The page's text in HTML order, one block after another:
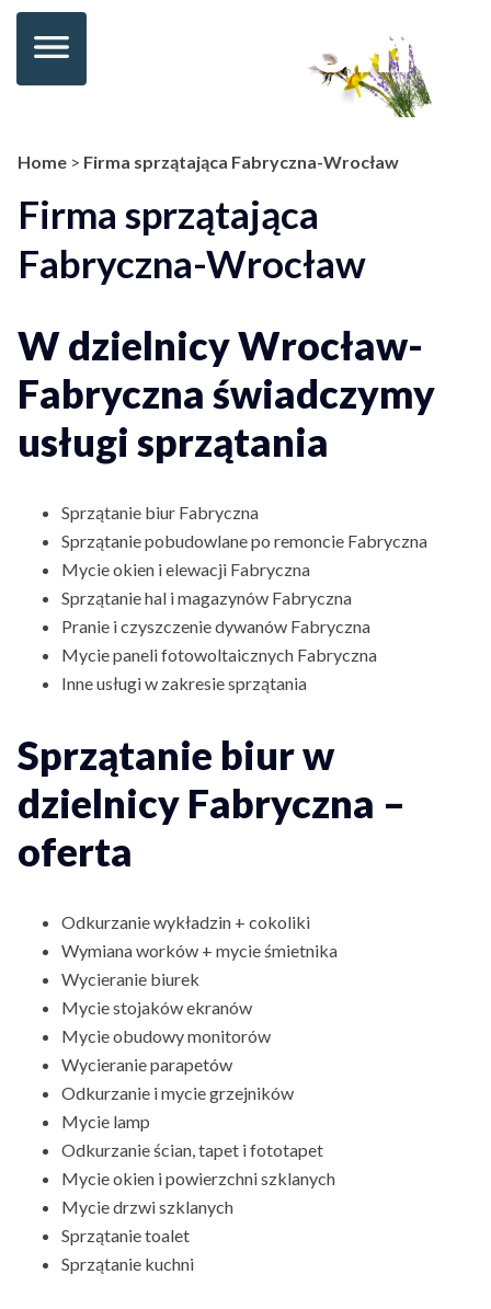
Home > Firma sprzątająca Fabryczna-Wrocław
Firma sprzątająca
Fabryczna-Wrocław
W dzielnicy Wrocław-
Fabryczna świadczymy
usługi sprzątania
Sprzątanie biur Fabryczna
Sprzątanie pobudowlane po remoncie Fabryczna
Mycie okien i elewacji Fabryczna
Sprzątanie hal i magazynów Fabryczna
Pranie i czyszczenie dywanów Fabryczna
Mycie paneli fotowoltaicznych Fabryczna
Inne usługi w zakresie sprzątania
Sprzątanie biur w
dzielnicy Fabryczna –
oferta
Odkurzanie wykładzin + cokoliki
Wymiana worków + mycie śmietnika
Wycieranie biurek
Mycie stojaków ekranów
Mycie obudowy monitorów
Wycieranie parapetów
Odkurzanie i mycie grzejników
Mycie lamp
Odkurzanie ścian, tapet i fototapet
Mycie okien i powierzchni szklanych
Mycie drzwi szklanych
Sprzątanie toalet
Sprzątanie kuchni